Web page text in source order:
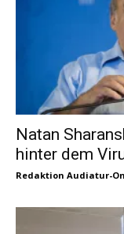
Natan
hinter dem
Redaktion Audiatur-